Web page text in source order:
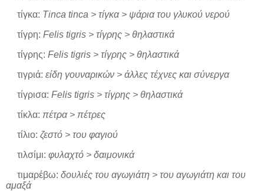
τίγκα: Tinca tinca > τίγκα > ψάρια του γλυκού νερού
τίγρη: Felis tigris > τίγρης > θηλαστικά
τίγρης: Felis tigris > τίγρης > θηλαστικά
τιγριά: είδη γουναρικών > άλλες τέχνες και σύνεργα
τίγρισα: Felis tigris > τίγρης > θηλαστικά
τίκλα: πέτρα > πέτρες
τίλιο: ζεστό > του φαγιού
τιλσίμι: φυλαχτό > δαιμονικά
τιμαρέβω: δουλιές του αγωγιάτη > του αγωγιάτη και του
αμαξά